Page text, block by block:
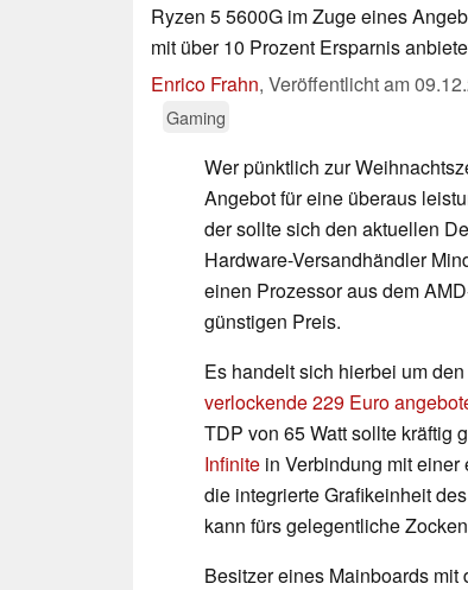
Ryzen 5 5600G im Zuge eines
mit über 10 Prozent Ersparnis
Enrico Frahn, Veröffentlicht am
Gaming
Wer pünktlich zur
Angebot für eine überaus
der sollte sich den aktuellen
Hardware-Versandhändler
einen Prozessor aus dem
günstigen Preis.
Es handelt sich hierbei um
verlockende 229 Euro
TDP von 65 Watt sollte kräftig
Infinite in Verbindung mit
die integrierte Grafikeinheit
kann fürs gelegentliche
Besitzer eines Mainboards